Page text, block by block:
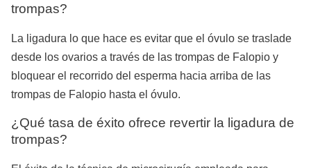
trompas?
La ligadura lo que hace es evitar que el óvulo se traslade
desde los ovarios a través de las trompas de Falopio y
bloquear el recorrido del esperma hacia arriba de las
trompas de Falopio hasta el óvulo.
¿Qué tasa de éxito ofrece revertir la ligadura de
trompas?